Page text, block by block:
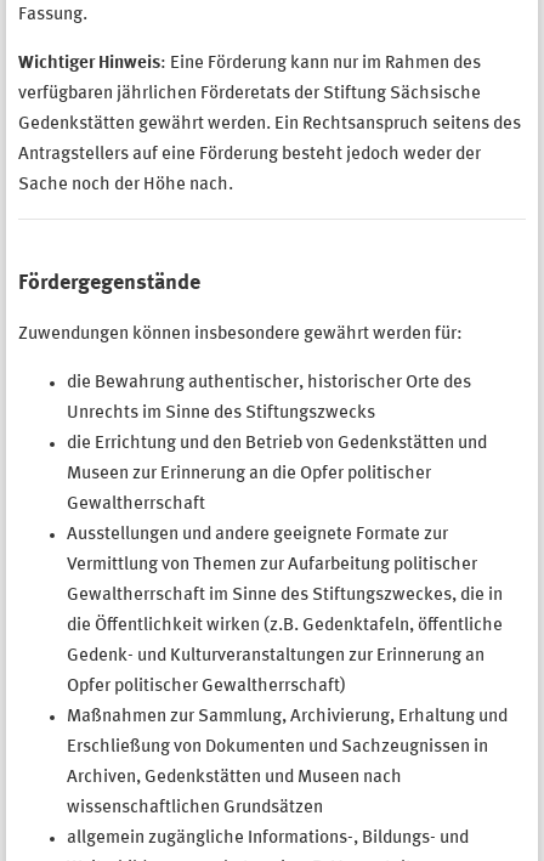
Fassung.
Wichtiger Hinweis: Eine Förderung kann nur im Rahmen des
verfügbaren jährlichen Förderetats der Stiftung Sächsische
Gedenkstätten gewährt werden. Ein Rechtsanspruch seitens des
Antragstellers auf eine Förderung besteht jedoch weder der
Sache noch der Höhe nach.
Fördergegenstände
Zuwendungen können insbesondere gewährt werden für:
die Bewahrung authentischer, historischer Orte des
Unrechts im Sinne des Stiftungszwecks
die Errichtung und den Betrieb von Gedenkstätten und
Museen zur Erinnerung an die Opfer politischer
Gewaltherrschaft
Ausstellungen und andere geeignete Formate zur
Vermittlung von Themen zur Aufarbeitung politischer
Gewaltherrschaft im Sinne des Stiftungszweckes, die in
die Öffentlichkeit wirken (z.B. Gedenktafeln, öffentliche
Gedenk- und Kulturveranstaltungen zur Erinnerung an
Opfer politischer Gewaltherrschaft)
Maßnahmen zur Sammlung, Archivierung, Erhaltung und
Erschließung von Dokumenten und Sachzeugnissen in
Archiven, Gedenkstätten und Museen nach
wissenschaftlichen Grundsätzen
allgemein zugängliche Informations-, Bildungs- und